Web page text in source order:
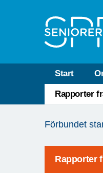
Start
Rapporter
är
Förbundet
Rapporter